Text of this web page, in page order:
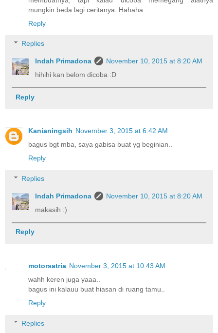
mungkin beda lagi ceritanya. Hahaha
Reply
Replies
Indah Primadona
November 10, 2015 at 8:20 AM
hihihi kan belom dicoba :D
Reply
Kanianingsih November 3, 2015 at 6:42 AM
bagus bgt mba, saya gabisa buat yg beginian..
Reply
Replies
Indah Primadona
November 10, 2015 at 8:20 AM
makasih :)
Reply
motorsatria November 3, 2015 at 10:43 AM
wahh keren juga yaaa..
bagus ini kalauu buat hiasan di ruang tamu..
Reply
Replies